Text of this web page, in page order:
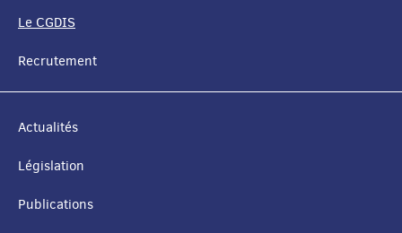
DE
Le CGDIS
Recrutement
Actualités
Législation
Publications